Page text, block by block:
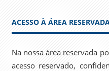
ACESSO À ÁREA
Na nossa área reservada
acesso reservado,